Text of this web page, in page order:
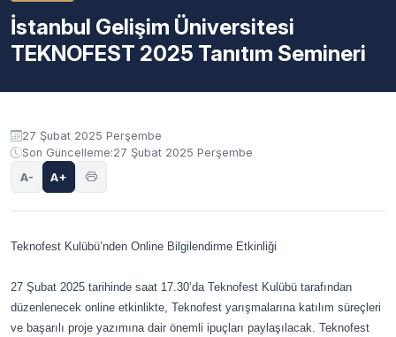
Akademik Takvim Burslar Taban Puanlar
İstanbul Gelişim Üniversitesi
TEKNOFEST 2025 Tanıtım Semineri
Duyuru içeriği
27 Şubat 2025 Perşembe
Son Güncelleme:27 Şubat 2025 Perşembe
A- A+
Teknofest Kulübü’nden Online Bilgilendirme Etkinliği
27 Şubat 2025 tarihinde saat 17.30’da Teknofest Kulübü tarafından
düzenlenecek online etkinlikte, Teknofest yarışmalarına katılım süreçleri
ve başarılı proje yazımına dair önemli ipuçları paylaşılacak. Teknofest